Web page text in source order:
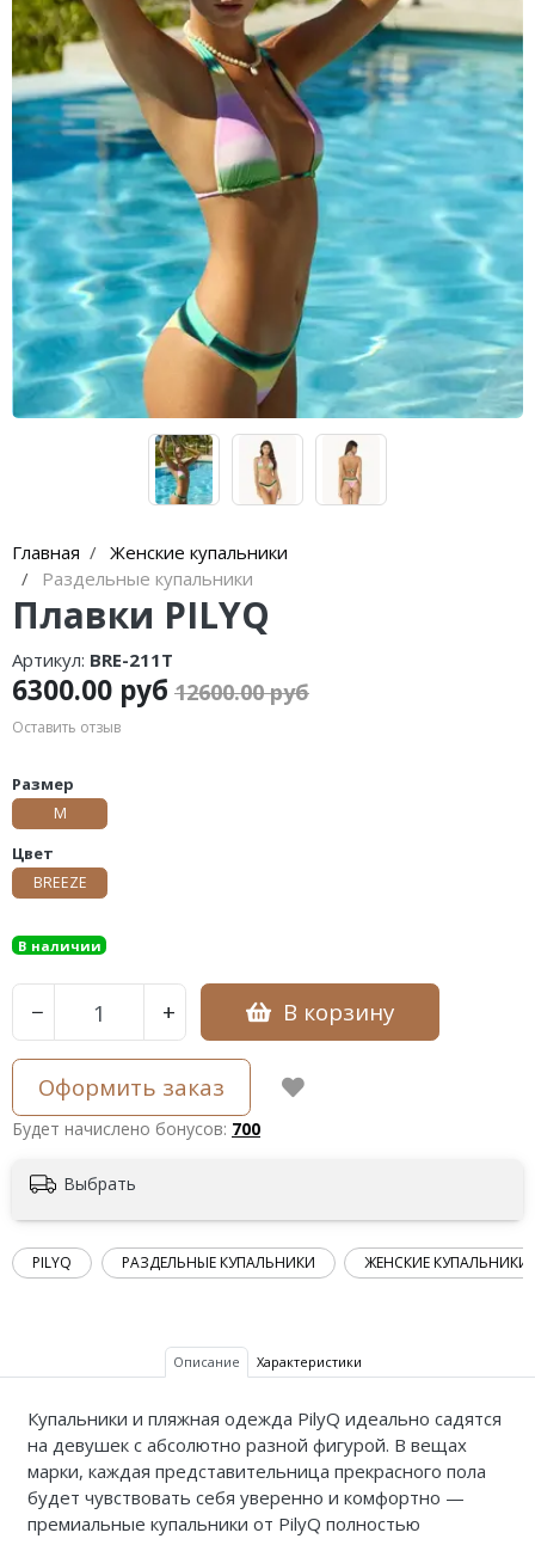
Главная
Женские купальники
Раздельные купальники
Плавки PILYQ
Артикул: BRE-211T
6300.00 руб 12600.00 руб
Оставить отзыв
Размер
M
Цвет
BREEZE
В наличии
− + В корзину
Оформить заказ
Будет начислено бонусов: 700
Выбрать
PILYQ РАЗДЕЛЬНЫЕ КУПАЛЬНИКИ ЖЕНСКИЕ КУПАЛЬНИКИ
Описание Характеристики
Купальники и пляжная одежда PilyQ идеально садятся
на девушек с абсолютно разной фигурой. В вещах
марки, каждая представительница прекрасного пола
будет чувствовать себя уверенно и комфортно —
премиальные купальники от PilyQ полностью
Nuria Ferrer
Bond-eye
Heroine Sport
Milonga
Tkees